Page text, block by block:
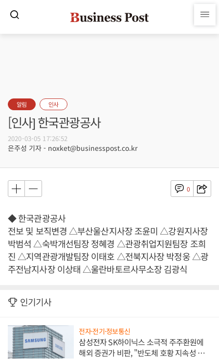
알림 인사
[인사] 한국관광공사
2020-03-05 17:26:52
은주성 기자 - noxket@businesspost.co.kr
0
◆ 한국관광공사
전보 및 보직변경 △부산울산지사장 조윤미 △강원지사장
박범석 △숙박개선팀장 정혜경 △관광취업지원팀장 조희
진 △지역관광개발팀장 이태호 △전북지사장 박정웅 △광
주전남지사장 이상태 △울란바토르사무소장 김광식
인기기사
전자·전기·정보통신
삼성전자 SK하이닉스 소극적 주주환원에
해외 증권가 비판, "반도체 호황 지속성 의